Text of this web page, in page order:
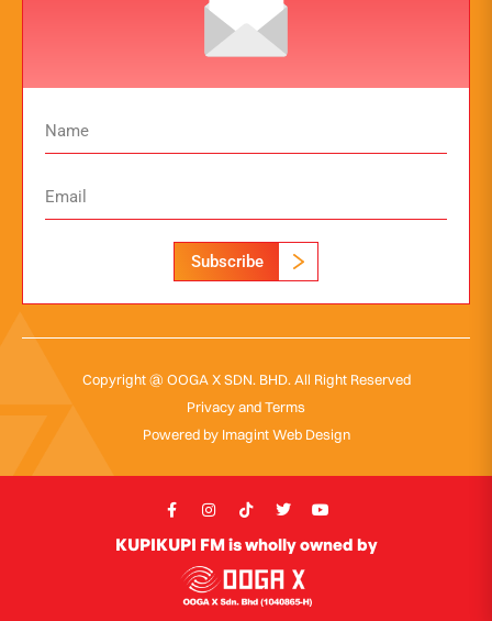
Subscribe
Copyright @ OOGA X SDN. BHD. All Right Reserved
Privacy and Terms
Powered by Imagint Web Design
KUPIKUPI FM is wholly owned by